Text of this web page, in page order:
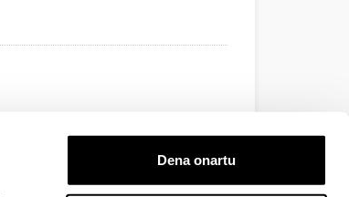
Dena onartu
2009.06.15